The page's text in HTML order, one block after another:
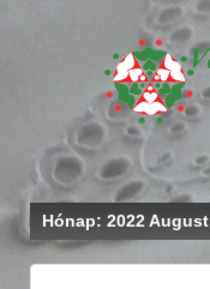
Hónap: 2022 August